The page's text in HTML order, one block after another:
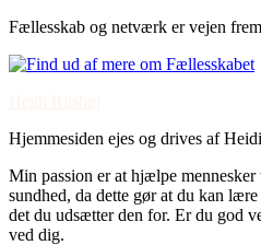
Fællesskab og netværk er vejen
Hjemmesiden ejes og drives af
Min passion er at hjælpe
sundhed, da dette gør at du kan
det du udsætter den for. Er du god
ved dig.